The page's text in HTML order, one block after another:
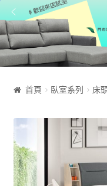
超值商品區
小椅凳/長方凳系列
居家飾品
首頁 臥室系列 床